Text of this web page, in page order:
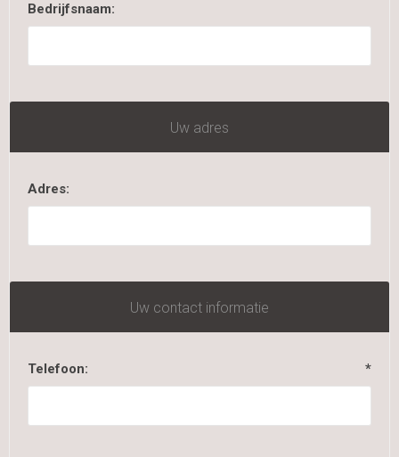
Bedrijfsnaam:
Uw adres
Adres:
Uw contact informatie
Telefoon: *